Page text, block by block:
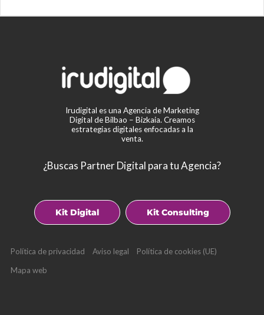
Irudigital es una Agencia de Marketing
Digital de Bilbao – Bizkaia. Creamos
estrategias digitales enfocadas a la
venta.
¿Buscas Partner Digital para tu Agencia?
Kit Digital Kit Consulting
Política de privacidad Aviso legal
Política de cookies (UE)
Mapa web